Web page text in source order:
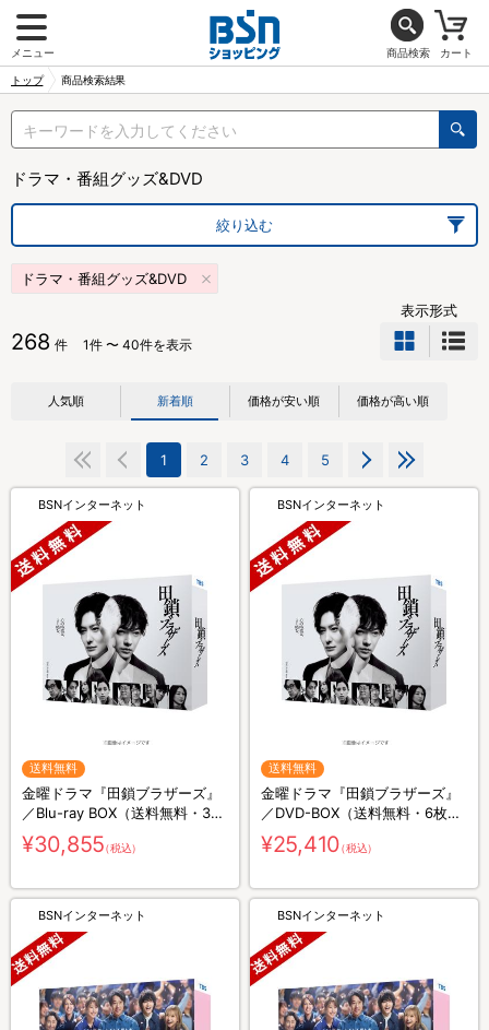
メニュー 商品検索 カート
トップ 商品検索結果
ドラマ・番組グッズ&DVD
絞り込む
ドラマ・番組グッズ&DVD
268 件 1件 〜 40件を表示
表示形式
人気順 新着順 価格が安い順 価格が高い順
1 2 3 4 5
BSNインターネット
送料無料
金曜ドラマ『田鎖ブラザーズ』
／Blu-ray BOX（送料無料・3枚
組）
¥30,855（税込）
BSNインターネット
送料無料
金曜ドラマ『田鎖ブラザーズ』
／DVD-BOX（送料無料・6枚
組）
¥25,410（税込）
BSNインターネット BSNインターネット